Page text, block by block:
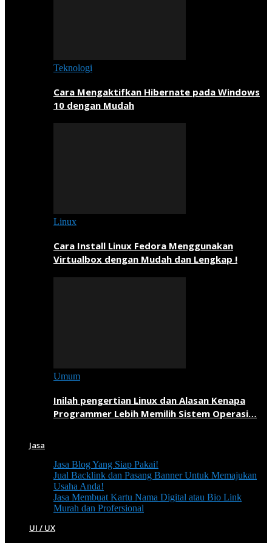
Teknologi
Cara Mengaktifkan Hibernate pada Windows
10 dengan Mudah
Linux
Cara Install Linux Fedora Menggunakan
Virtualbox dengan Mudah dan Lengkap !
Umum
Inilah pengertian Linux dan Alasan Kenapa
Programmer Lebih Memilih Sistem Operasi…
Jasa
Jasa Blog Yang Siap Pakai!
Jual Backlink dan Pasang Banner Untuk Memajukan
Usaha Anda!
Jasa Membuat Kartu Nama Digital atau Bio Link
Murah dan Profersional
UI / UX